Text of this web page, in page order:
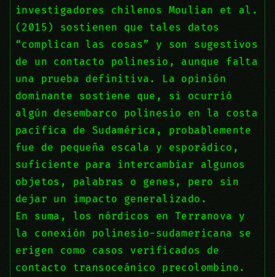
investigadores chilenos Moulian et al.
(2015) sostienen que tales datos
“complican las cosas” y son sugestivos
de un contacto polinesio, aunque falta
una prueba definitiva. La opinión
dominante sostiene que, si ocurrió
algún desembarco polinesio en la costa
pacífica de Sudamérica, probablemente
fue de pequeña escala y esporádico,
suficiente para intercambiar algunos
objetos, palabras o genes, pero sin
dejar un impacto generalizado.
En suma, los nórdicos en Terranova y
la conexión polinesio-sudamericana se
erigen como casos verificados de
contacto transoceánico precolombino.